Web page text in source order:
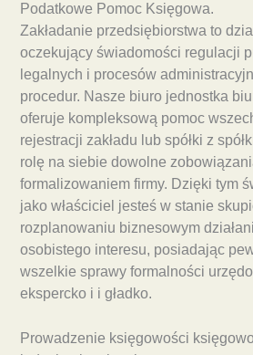
Podatkowe Pomoc Księgowa.
Zakładanie przedsiębiorstwa to
oczekujący świadomości regulacji
legalnych i procesów
procedur. Nasze biuro jednostka
oferuje kompleksową pomoc
rejestracji zakładu lub spółki z
rolę na siebie dowolne
formalizowaniem firmy. Dzięki tym
jako właściciel jesteś w stanie
rozplanowaniu biznesowym
osobistego interesu, posiadając
wszelkie sprawy formalności
ekspercko i i gładko.
Prowadzenie księgowości